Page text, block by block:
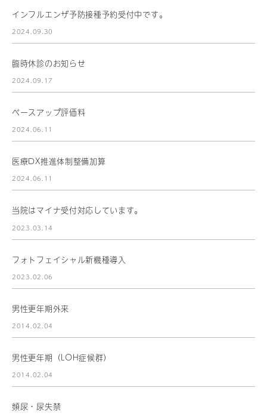
インフルエンザ予防接種予約受付中です。
2024.09.30
臨時休診のお知らせ
2024.09.17
ベースアップ評価料
2024.06.11
医療DX推進体制整備加算
2024.06.11
当院はマイナ受付対応しています。
2023.03.14
フォトフェイシャル新機種導入
2023.02.06
男性更年期外来
2014.02.04
男性更年期（LOH症候群）
2014.02.04
頻尿・尿失禁